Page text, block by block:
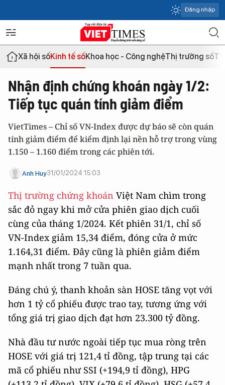
Đăng nhập
Xã hội sốKinh tế sốKhoa học - Công nghệThị trường số
Nhận định chứng khoán ngày 1/2:
Tiếp tục quán tính giảm điểm
VietTimes – Chỉ số VN-Index được dự báo sẽ còn quán
tính giảm điểm để kiểm định lại nền hỗ trợ trong vùng
1.150 – 1.160 điểm trong các phiên tới.
Anh Huy31/01/2024 15:03
Thị trường chứng khoán Việt Nam chìm trong
sắc đỏ ngay khi mở cửa phiên giao dịch cuối
cùng của tháng 1/2024. Kết phiên 31/1, chỉ số
VN-Index giảm 15,34 điểm, đóng cửa ở mức
1.164,31 điểm. Đây cũng là phiên giảm điểm
mạnh nhất trong 7 tuần qua.
Đáng chú ý, thanh khoản sàn HOSE tăng vọt với
hơn 1 tỷ cổ phiếu được trao tay, tương ứng với
tổng giá trị giao dịch đạt hơn 23.300 tỷ đồng.
Nhà đầu tư nước ngoài tiếp tục mua ròng trên
HOSE với giá trị 121,4 tỉ đồng, tập trung tại các
mã cổ phiếu như SSI (+194,9 tỉ đồng), HPG